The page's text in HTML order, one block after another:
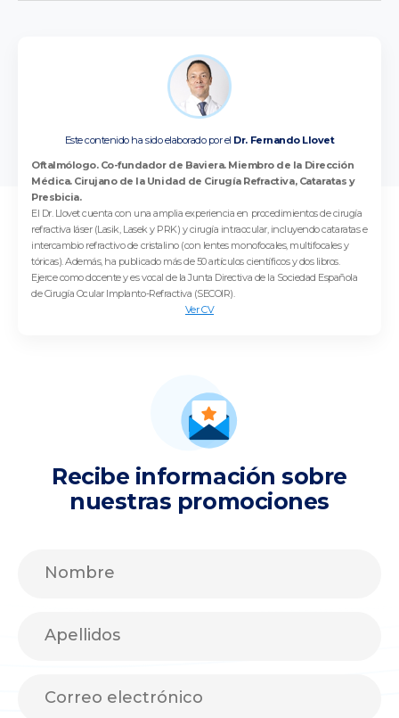
Este contenido ha sido elaborado por el Dr. Fernando Llovet
Oftalmólogo. Co-fundador de Baviera. Miembro de la Dirección
Médica. Cirujano de la Unidad de Cirugía Refractiva, Cataratas y
Presbicia.
El Dr. Llovet cuenta con una amplia experiencia en procedimientos de cirugía
refractiva láser (Lasik, Lasek y PRK) y cirugía intraocular, incluyendo cataratas e
intercambio refractivo de cristalino (con lentes monofocales, multifocales y
tóricas). Además, ha publicado más de 50 artículos científicos y dos libros.
Ejerce como docente y es vocal de la Junta Directiva de la Sociedad Española
de Cirugía Ocular Implanto-Refractiva (SECOIR).
Ver CV
Recibe información sobre
nuestras promociones